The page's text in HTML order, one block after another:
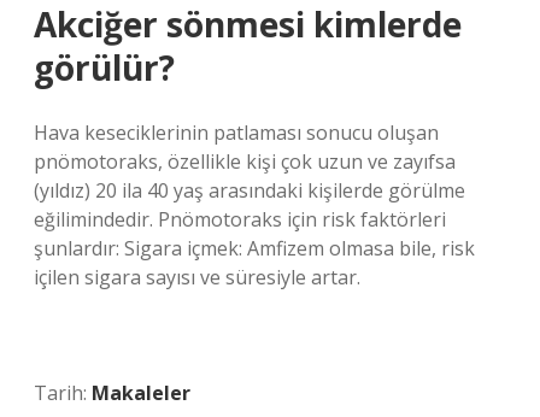
Akciğer sönmesi kimlerde
görülür?
Hava keseciklerinin patlaması sonucu oluşan
pnömotoraks, özellikle kişi çok uzun ve zayıfsa
(yıldız) 20 ila 40 yaş arasındaki kişilerde görülme
eğilimindedir. Pnömotoraks için risk faktörleri
şunlardır: Sigara içmek: Amfizem olmasa bile, risk
içilen sigara sayısı ve süresiyle artar.
Tarih: Makaleler